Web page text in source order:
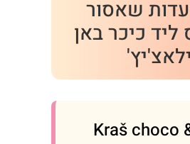
שאסור
כיכר באן
ילאצ'יץ'